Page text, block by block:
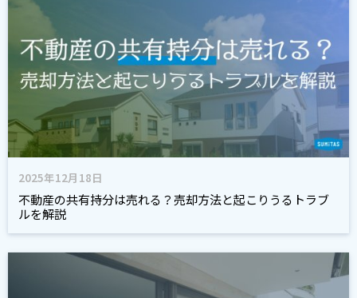
2025年12月18日
不動産の共有持分は売れる？売却方法と起こりうるトラブ
ルを解説